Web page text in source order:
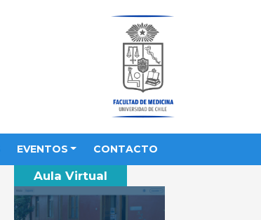
EVENTOS CONTACTO
Aula Virtual